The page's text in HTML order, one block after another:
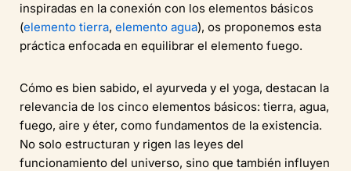
inspiradas en la conexión con los elementos básicos
(elemento tierra, elemento agua), os proponemos esta
práctica enfocada en equilibrar el elemento fuego.
Cómo es bien sabido, el ayurveda y el yoga, destacan la
relevancia de los cinco elementos básicos: tierra, agua,
fuego, aire y éter, como fundamentos de la existencia.
No solo estructuran y rigen las leyes del
funcionamiento del universo, sino que también influyen